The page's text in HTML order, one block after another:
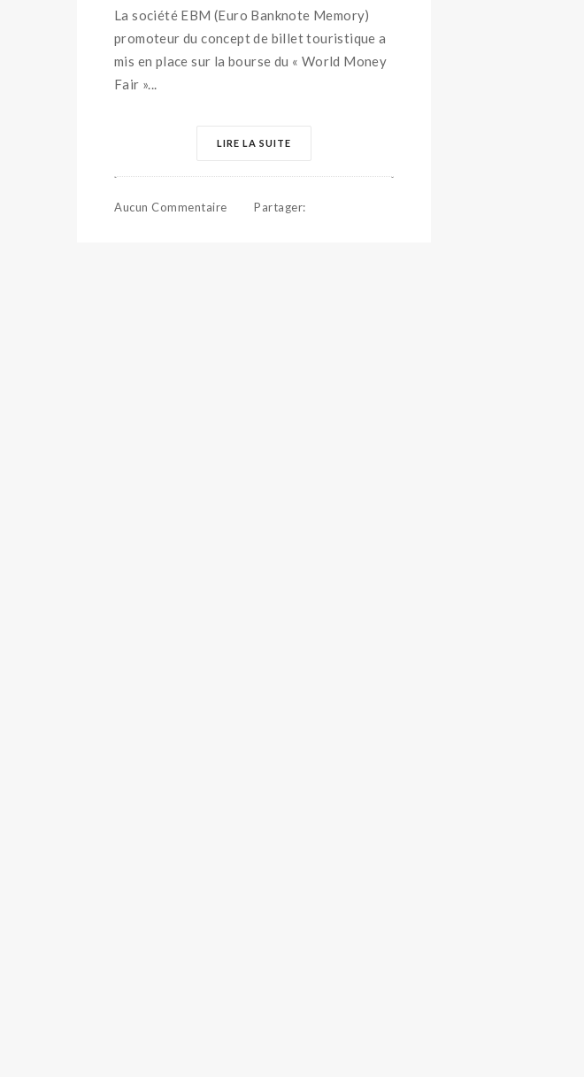
La société EBM (Euro Banknote Memory)
promoteur du concept de billet touristique a
mis en place sur la bourse du « World Money
Fair »...
LIRE LA SUITE
Aucun Commentaire Partager: